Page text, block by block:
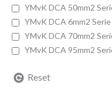
YMvK DCA 50mm2
YMvK DCA 6mm2 Serie
YMvK DCA 70mm2
YMvK DCA 95mm2
Reset